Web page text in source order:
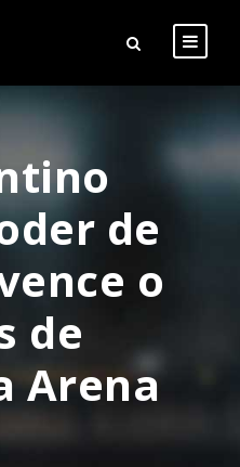
de
o
de
Arena